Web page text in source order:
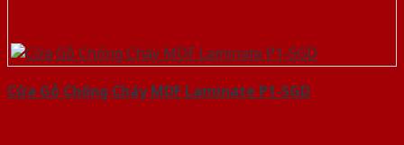
Cửa Gỗ Chống Cháy MDF Laminate P1-SGD